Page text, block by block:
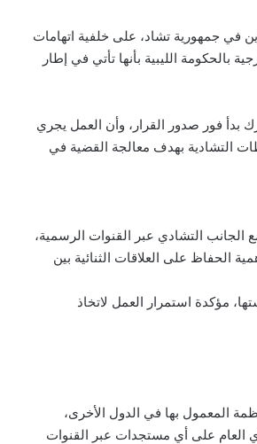
في جمهورية تشاد، على خلفية اتهامات
بالحكومة الليبية بأنها تأتي في إطار
بدأ فور صدور القرار، وأن العمل يجري
التشادية بهدف معالجة القضية في
الجانب التشادي عبر القنوات الرسمية،
الحفاظ على العلاقات الثنائية بين
مؤكدة استمرار العمل لاتخاذ
المعمول بها في الدول الأخرى،
العام على أي مستجدات عبر القنوات